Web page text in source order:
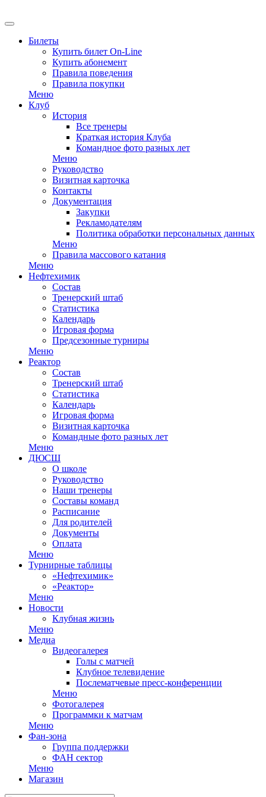
Билеты
Купить билет On-Line
Купить абонемент
Правила поведения
Правила покупки
Меню
Клуб
История
Все тренеры
Краткая история Клуба
Командное фото разных лет
Меню
Руководство
Визитная карточка
Контакты
Документация
Закупки
Рекламодателям
Политика обработки персональных данных
Меню
Правила массового катания
Меню
Нефтехимик
Состав
Тренерский штаб
Статистика
Календарь
Игровая форма
Предсезонные турниры
Меню
Реактор
Состав
Тренерский штаб
Статистика
Календарь
Игровая форма
Визитная карточка
Командные фото разных лет
Меню
ДЮСШ
О школе
Руководство
Наши тренеры
Составы команд
Расписание
Для родителей
Документы
Оплата
Меню
Турнирные таблицы
«Нефтехимик»
«Реактор»
Меню
Новости
Клубная жизнь
Меню
Медиа
Видеогалерея
Голы с матчей
Клубное телевидение
Послематчевые пресс-конференции
Меню
Фотогалерея
Программки к матчам
Меню
Фан-зона
Группа поддержки
ФАН сектор
Меню
Магазин